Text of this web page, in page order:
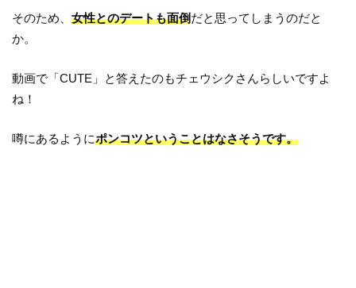
そのため、女性とのデートも面倒だと思ってしまうのだと
か。
動画で「CUTE」と答えたのもチェウシクさんらしいですよ
ね！
噂にあるようにポンコツということはなさそうです。